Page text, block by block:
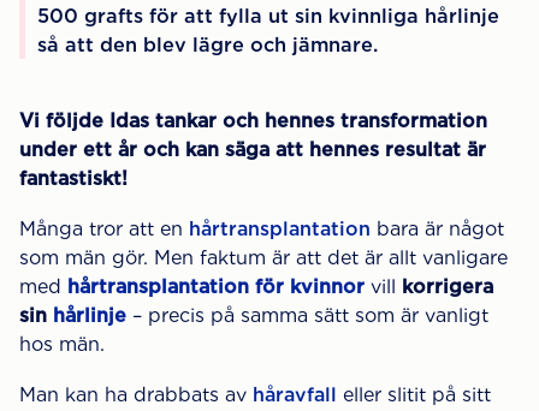
500 grafts för att fylla ut sin kvinnliga hårlinje
så att den blev lägre och jämnare.
Vi följde Idas tankar och hennes transformation
under ett år och kan säga att hennes resultat är
fantastiskt!
Många tror att en hårtransplantation bara är något
som män gör. Men faktum är att det är allt vanligare
med hårtransplantation för kvinnor vill korrigera
sin hårlinje – precis på samma sätt som är vanligt
hos män.
Man kan ha drabbats av håravfall eller slitit på sitt